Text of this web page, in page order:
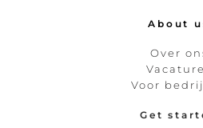
About
Over
Voor
Get